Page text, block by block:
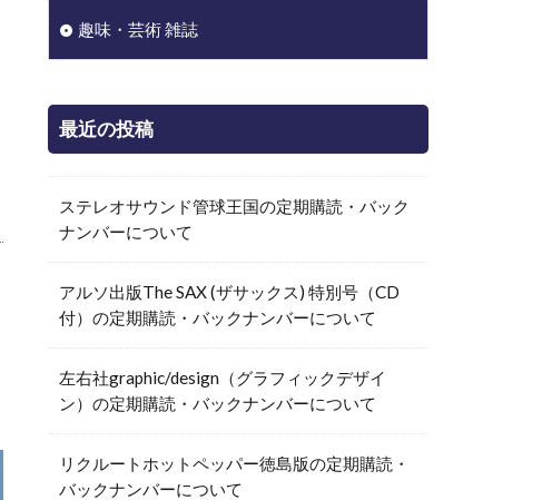
趣味・芸術 雑誌
最近の投稿
ステレオサウンド管球王国の定期購読・バック
ナンバーについて
アルソ出版The SAX (ザサックス) 特別号（CD
付）の定期購読・バックナンバーについて
左右社graphic/design（グラフィックデザイ
ン）の定期購読・バックナンバーについて
リクルートホットペッパー徳島版の定期購読・
バックナンバーについて